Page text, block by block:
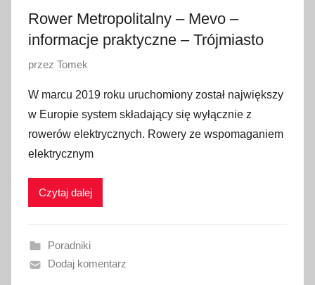
2
0
9
Rower Metropolitalny – Mevo –
informacje praktyczne – Trójmiasto
O
u
b
l
i
w
n
o
przez Tomek
W marcu 2019 roku uruchomiony został największy
w Europie system składający się wyłącznie z
rowerów elektrycznych. Rowery ze wspomaganiem
elektrycznym
Czytaj dalej
Poradniki
Dodaj komentarz